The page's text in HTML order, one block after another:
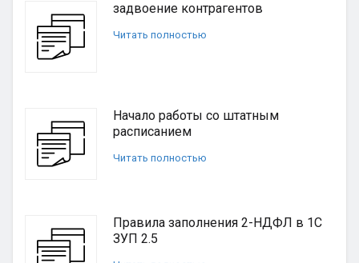
задвоение контрагентов
Читать полностью
Начало работы со штатным
расписанием
Читать полностью
Правила заполнения 2-НДФЛ в 1С
ЗУП 2.5